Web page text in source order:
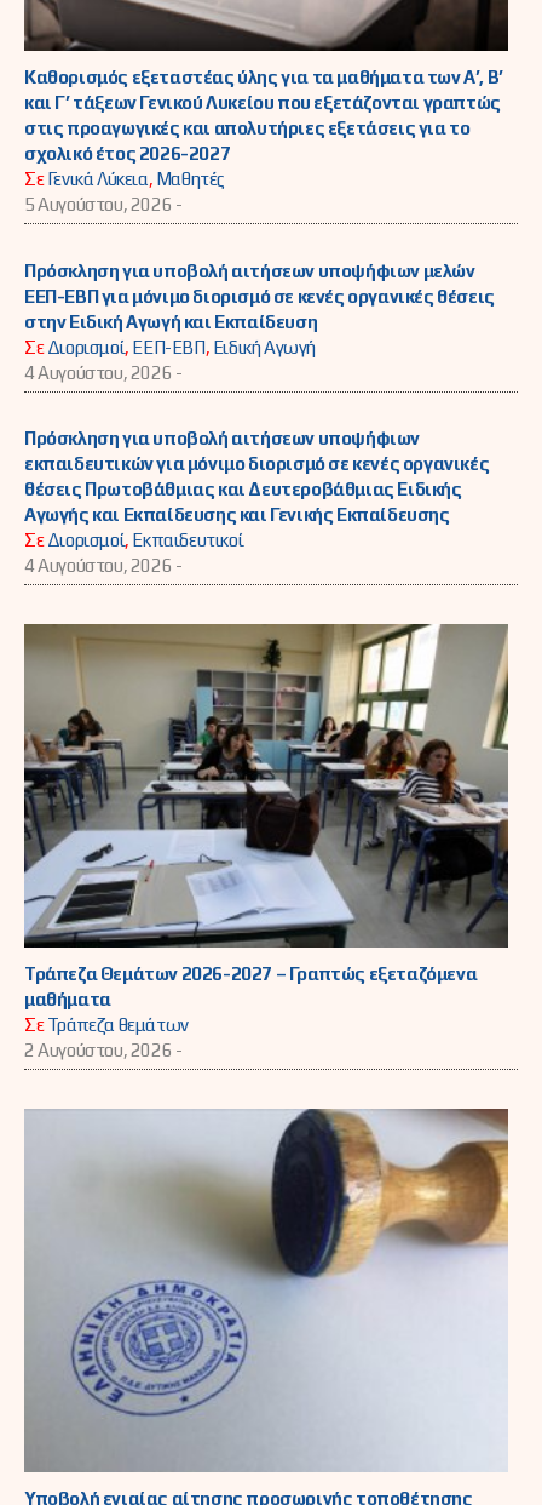
Καθορισμός εξεταστέας ύλης για τα μαθήματα των Α’, Β’
και Γ’ τάξεων Γενικού Λυκείου που εξετάζονται γραπτώς
στις προαγωγικές και απολυτήριες εξετάσεις για το
σχολικό έτος 2026-2027
ΣεΓενικά Λύκεια, Μαθητές
5 Αυγούστου, 2026 -
Πρόσκληση για υποβολή αιτήσεων υποψήφιων μελών
ΕΕΠ-ΕΒΠ για μόνιμο διορισμό σε κενές οργανικές θέσεις
στην Ειδική Αγωγή και Εκπαίδευση
ΣεΔιορισμοί, ΕΕΠ-ΕΒΠ, Ειδική Αγωγή
4 Αυγούστου, 2026 -
Πρόσκληση για υποβολή αιτήσεων υποψήφιων
εκπαιδευτικών για μόνιμο διορισμό σε κενές οργανικές
θέσεις Πρωτοβάθμιας και Δευτεροβάθμιας Ειδικής
Αγωγής και Εκπαίδευσης και Γενικής Εκπαίδευσης
ΣεΔιορισμοί, Εκπαιδευτικοί
4 Αυγούστου, 2026 -
Τράπεζα Θεμάτων 2026-2027 – Γραπτώς εξεταζόμενα
μαθήματα
ΣεΤράπεζα θεμάτων
2 Αυγούστου, 2026 -
Υποβολή ενιαίας αίτησης προσωρινής τοποθέτησης